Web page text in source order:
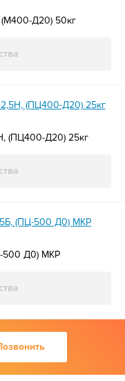
Д20) 50кг
(ПЦ400-Д20) 25кг
500 Д0) МКР